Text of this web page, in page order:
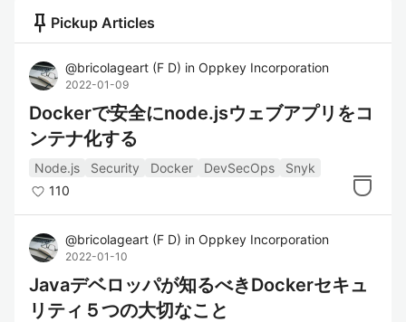
push_pin Pickup Articles
@bricolageart (F D) in Oppkey Incorporation
2022-01-09
Dockerで安全にnode.jsウェブアプリをコ
ンテナ化する
Node.js Security Docker DevSecOps
Snyk
110
@bricolageart (F D) in Oppkey Incorporation
2022-01-10
Javaデベロッパが知るべきDockerセキュ
リティ５つの大切なこと